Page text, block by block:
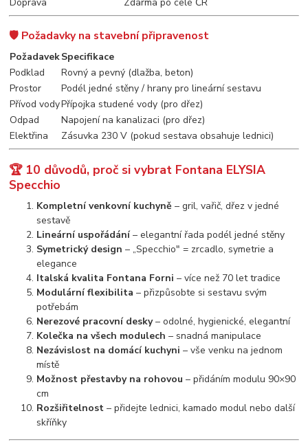
🛡️ Požadavky na stavební připravenost
PožadavekSpecifikace
Podklad
Rovný a pevný (dlažba, beton)
Prostor
Podél jedné stěny / hrany pro lineární sestavu
Přívod vodyPřípojka studené vody (pro dřez)
Odpad
Napojení na kanalizaci (pro dřez)
Elektřina
Zásuvka 230 V (pokud sestava obsahuje lednici)
🏆 10 důvodů, proč si vybrat Fontana ELYSIA
Specchio
Kompletní venkovní kuchyně – gril, vařič, dřez v jedné
sestavě
Lineární uspořádání– elegantní řada podél jedné stěny
Symetrický design – „Specchio" = zrcadlo, symetrie a
elegance
Italská kvalita Fontana Forni – více než 70 let tradice
Modulární flexibilita – přizpůsobte si sestavu svým
potřebám
Nerezové pracovní desky– odolné, hygienické, elegantní
Kolečka na všech modulech – snadná manipulace
Nezávislost na domácí kuchyni – vše venku na jednom
místě
Možnost přestavby na rohovou – přidáním modulu 90×90
cm
Rozšiřitelnost – přidejte lednici, kamado modul nebo další
skříňky